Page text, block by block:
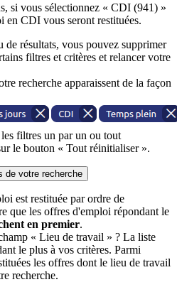
si vous sélectionnez « CDI (941) »
en CDI vous seront restituées.
de résultats, vous pouvez supprimer
filtres et critères et relancer votre
recherche apparaissent de la façon
filtres un par un ou tout
le bouton « Tout réinitialiser ».
de votre recherche
est restituée par ordre de
que les offres d'emploi répondant le
en premier.
« Lieu de travail » ? La liste
le plus à vos critères. Parmi
les offres dont le lieu de travail
recherche.